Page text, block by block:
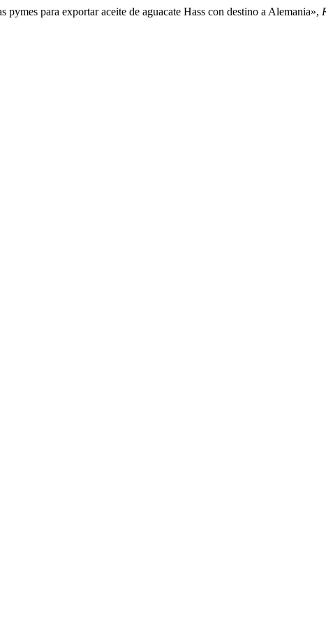
para exportar aceite de aguacate Hass con destino a Alemania»,